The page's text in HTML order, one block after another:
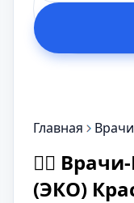
Главная Врачи
👨‍⚕️
(ЭКО)